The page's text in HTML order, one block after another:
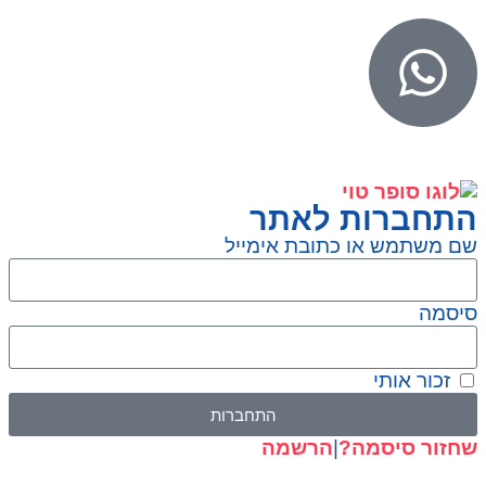
התחברות לאתר
שם משתמש או כתובת אימייל
סיסמה
זכור אותי
התחברות
שחזור סיסמה? הרשמה